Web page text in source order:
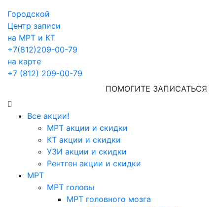
Городской
Центр записи
на МРТ и КТ
+7(812)209-00-79
на карте
+7 (812) 209-00-79
ПОМОГИТЕ ЗАПИСАТЬСЯ
Все акции!
МРТ акции и скидки
КТ акции и скидки
УЗИ акции и скидки
Рентген акции и скидки
МРТ
МРТ головы
МРТ головного мозга